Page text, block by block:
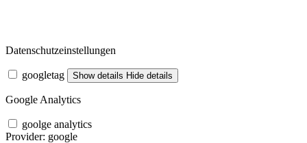
Datenschutzeinstellungen
googletag Show details Hide details
Google Analytics
goolge analytics
Provider: google